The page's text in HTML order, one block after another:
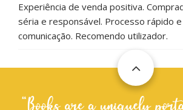
Experiência de venda positiva.
séria e responsável. Processo rápido
comunicação. Recomendo utilizador.